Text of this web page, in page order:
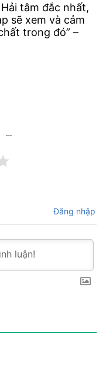
tâm đắc nhất,
sẽ xem và cảm
trong đó” –
Đăng nhập